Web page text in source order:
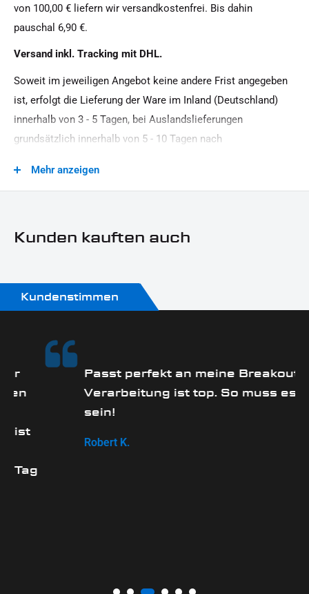
von 100,00 € liefern wir versandkostenfrei. Bis dahin
pauschal 6,90 €.
Versand inkl. Tracking mit DHL.
Soweit im jeweiligen Angebot keine andere Frist angegeben
ist, erfolgt die Lieferung der Ware im Inland (Deutschland)
innerhalb von 3 - 5 Tagen, bei Auslandslieferungen
grundsätzlich innerhalb von 5 - 10 Tagen nach
Zeitpunkt Ihrer Zahlungsanweisung).Beachten Sie, dass an
Mehr anzeigen
Kunden kauften auch
Kundenstimmen
Passt perfekt an meine Breakout.
Verarbeitung ist top. So muss es
sein!
Robert K.